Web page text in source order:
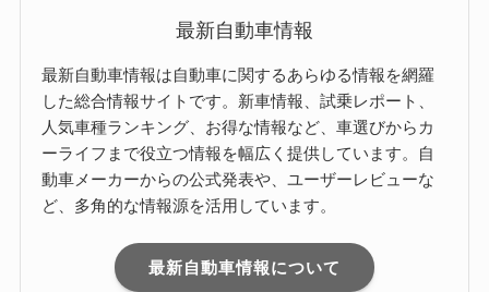
最新自動車情報
最新自動車情報は自動車に関するあらゆる情報を網羅
した総合情報サイトです。新車情報、試乗レポート、
人気車種ランキング、お得な情報など、車選びからカ
ーライフまで役立つ情報を幅広く提供しています。自
動車メーカーからの公式発表や、ユーザーレビューな
ど、多角的な情報源を活用しています。
最新自動車情報について